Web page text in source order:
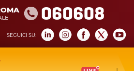
060608
SEGUICI SU: